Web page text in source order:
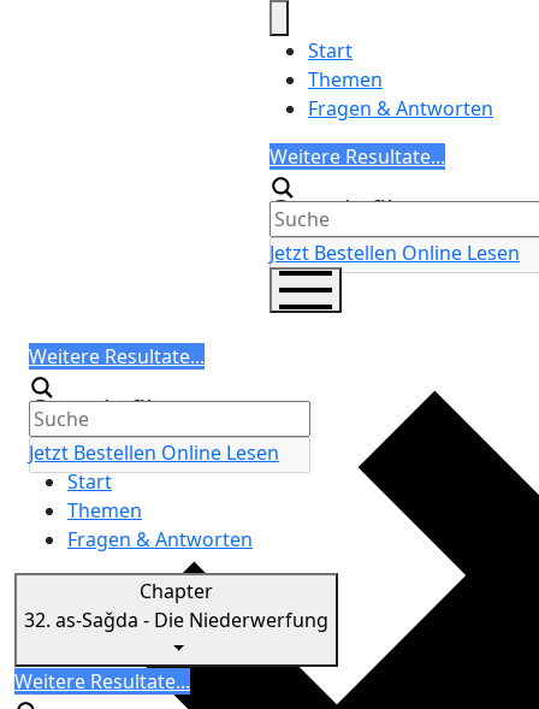
Start
Themen
Fragen & Antworten
Search
Weitere Resultate...
Generic filters
Jetzt Bestellen Online Lesen
Search
Weitere Resultate...
Generic filters
Jetzt Bestellen Online Lesen
Start
Themen
Fragen & Antworten
Chapter
32. as-Saǧda - Die Niederwerfung
Search
Weitere Resultate...